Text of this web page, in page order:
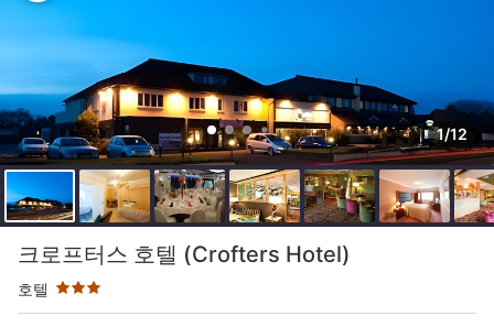
1/12
크로프터스 호텔 (Crofters Hotel)
호텔
3성급